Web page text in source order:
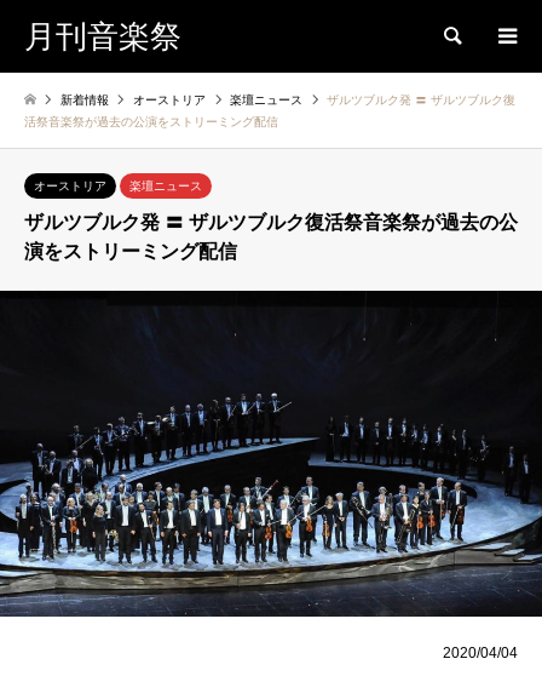
月刊音楽祭 検索
新着情報 オーストリア 楽壇ニュース
ザルツブルク発 〓 ザルツブルク復
活祭音楽祭が過去の公演をストリーミング配信
オーストリア 楽壇ニュース
ザルツブルク発 〓 ザルツブルク復活祭音楽祭が過去の公
演をストリーミング配信
2020/04/04